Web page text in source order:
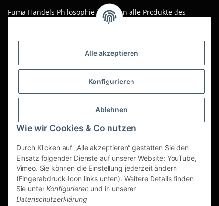
Alle akzeptieren
Konfigurieren
Ablehnen
Wie wir Cookies & Co nutzen
Durch Klicken auf „Alle akzeptieren“ gestatten Sie den
Einsatz folgender Dienste auf unserer Website: YouTube,
Vimeo. Sie können die Einstellung jederzeit ändern
(Fingerabdruck-Icon links unten). Weitere Details finden
Sie unter Konfigurieren und in unserer
Datenschutzerklärung.
Fuma Handels Philosophie ist, Ihnen alle Produkte des
täglichen Gastro-Alltags zu günstigen Online-Preisen mit
Asiatika, Gastraum-Dekorationen, Tischgedeck, Servietten,
weltweit um Ihnen das perfekte Produkt zum optimalen Preis
Seit über 20 Jahren sind wir für Sie im Einsatz!
geltender gesetzl. USt.
Dies ist ein reiner B2B Shop für Gewerbetreibende -
Bestellungen von Privatkunden werden nicht bearbeitet!
Partner-Seite
https://ruuga.de
* Alle Preise zzgl. gesetzlicher USt., zzgl.